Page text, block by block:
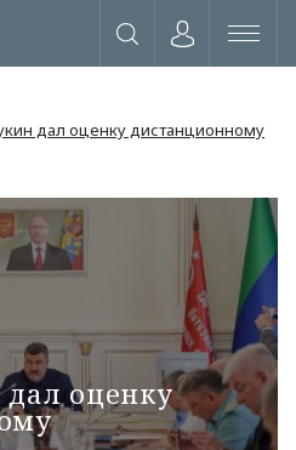
дал оценку дистанционному
оценку